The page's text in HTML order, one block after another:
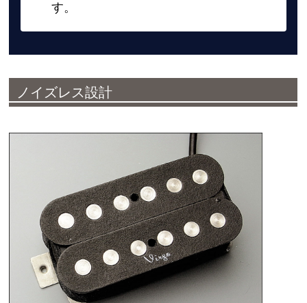
す。
ノイズレス設計